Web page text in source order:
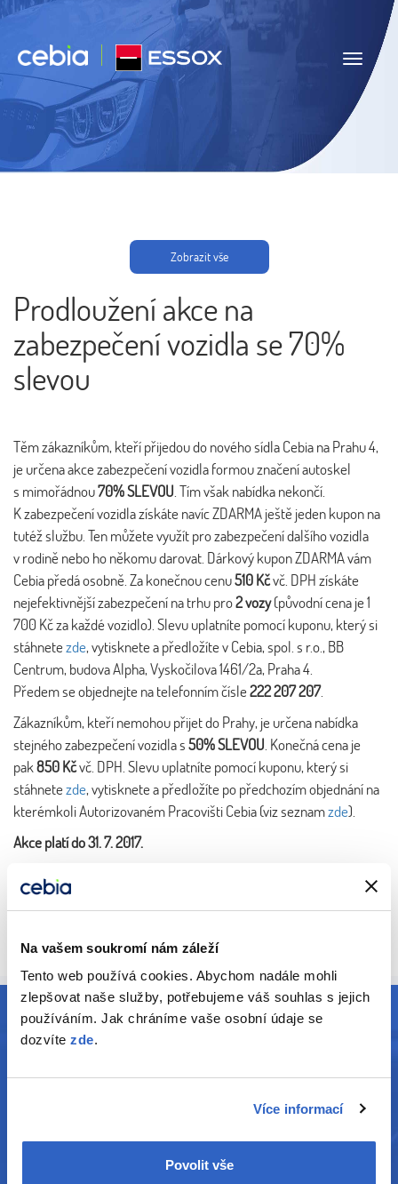
Na vašem soukromí nám záleží
Tento web používá cookies. Abychom nadále mohli
zlepšovat naše služby, potřebujeme váš souhlas s jejich
používáním. Jak chráníme vaše osobní údaje se
dozvíte zde.
Více informací
Povolit vše
Navigace
Zobrazit vše
Prodloužení akce na
zabezpečení vozidla se 70%
slevou
Těm zákazníkům, kteří přijedou do nového sídla Cebia na Prahu 4,
je určena akce zabezpečení vozidla formou značení autoskel
s mimořádnou70% SLEVOU. Tím však nabídka nekončí.
K zabezpečení vozidla získáte navíc ZDARMA ještě jeden kupon na
tutéž službu. Ten můžete využít pro zabezpečení dalšího vozidla
v rodině nebo ho někomu darovat. Dárkový kupon ZDARMA vám
Cebia předá osobně. Za konečnou cenu510 Kčvč. DPH získáte
nejefektivnější zabezpečení na trhu pro2 vozy(původní cena je 1
700 Kč za každé vozidlo). Slevu uplatníte pomocí kuponu, který si
stáhnetezde, vytisknete a předložíte v Cebia, spol. s r.o., BB
Centrum, budova Alpha, Vyskočilova 1461/2a, Praha 4.
Předem se objednejte na telefonním čísle222 207 207.
Zákazníkům, kteří nemohou přijet do Prahy, je určena nabídka
stejného zabezpečení vozidla s50% SLEVOU. Konečná cena je
pak850 Kčvč. DPH. Slevu uplatníte pomocí kuponu, který si
stáhnetezde, vytisknete a předložíte po předchozím objednání na
kterémkoli Autorizovaném Pracovišti Cebia (viz seznamzde).
Akce platí do 31. 7. 2017.
Více informací o zabezpečení vozidla formou značení autoskel
OCIS se dozvíte
Zobrazit vše
Cebia, spol. s r.o.